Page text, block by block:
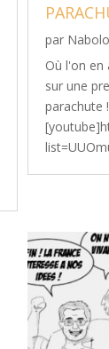
par Nabolo
Où l'on en
sur une
parachute